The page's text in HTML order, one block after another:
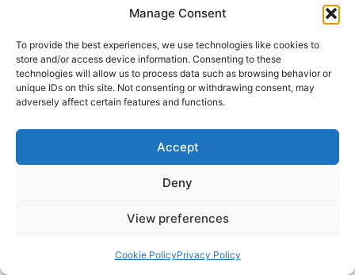
Manage Consent
To provide the best experiences, we use technologies like cookies to
store and/or access device information. Consenting to these
technologies will allow us to process data such as browsing behavior or
unique IDs on this site. Not consenting or withdrawing consent, may
adversely affect certain features and functions.
Accept
Deny
View preferences
Cookie PolicyPrivacy Policy
युवाओं को सनातन धर्म से तार्किक और वैज्ञानिक दृष्टिकोण से जोड़ने का
प्रयास करती है। इस पुस्तक में त्योहारों, परंपराओं और अनुष्ठानों को केवल
आस्था के रूप में नहीं […]
© 2025 Krishna Guruji |Privacy Policy|Cookie Policy